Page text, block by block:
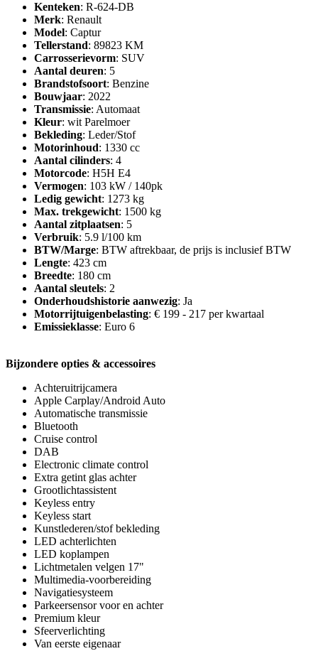
Kenteken: R-624-DB
Merk: Renault
Model: Captur
Tellerstand: 89823 KM
Carrosserievorm: SUV
Aantal deuren: 5
Brandstofsoort: Benzine
Bouwjaar: 2022
Transmissie: Automaat
Kleur: wit Parelmoer
Bekleding: Leder/Stof
Motorinhoud: 1330 cc
Aantal cilinders: 4
Motorcode: H5H E4
Vermogen: 103 kW / 140pk
Ledig gewicht: 1273 kg
Max. trekgewicht: 1500 kg
Aantal zitplaatsen: 5
Verbruik: 5.9 l/100 km
BTW/Marge: BTW aftrekbaar, de prijs is inclusief BTW
Lengte: 423 cm
Breedte: 180 cm
Aantal sleutels: 2
Onderhoudshistorie aanwezig: Ja
Motorrijtuigenbelasting: € 199 - 217 per kwartaal
Emissieklasse: Euro 6
Bijzondere opties & accessoires
Achteruitrijcamera
Apple Carplay/Android Auto
Automatische transmissie
Bluetooth
Cruise control
DAB
Electronic climate control
Extra getint glas achter
Grootlichtassistent
Keyless entry
Keyless start
Kunstlederen/stof bekleding
LED achterlichten
LED koplampen
Lichtmetalen velgen 17"
Multimedia-voorbereiding
Navigatiesysteem
Parkeersensor voor en achter
Premium kleur
Sfeerverlichting
Van eerste eigenaar